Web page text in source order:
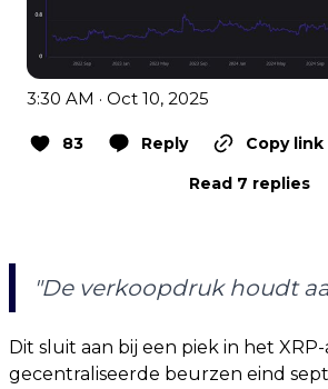
3:30 AM · Oct 10, 2025
83 Reply
Copy link
Read 7 replies
"De verkoopdruk houdt
Dit sluit aan bij een piek in het
gecentraliseerde beurzen eind